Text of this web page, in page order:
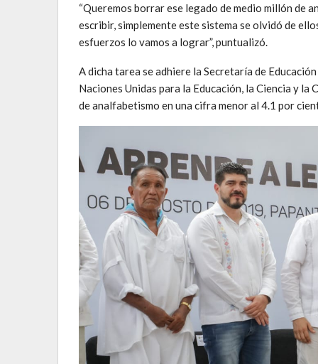
“Queremos borrar ese legado de medio millón de
escribir, simplemente este sistema se olvidó de
esfuerzos lo vamos a lograr”, puntualizó.
A dicha tarea se adhiere la Secretaría de
Naciones Unidas para la Educación, la Ciencia y
de analfabetismo en una cifra menor al 4.1 por